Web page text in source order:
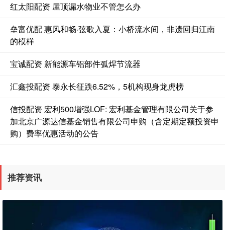
红太阳配资 屋顶漏水物业不管怎么办
垒富优配 惠风和畅·弦歌入夏：小桥流水间，非遗回归江南
的模样
宝诚配资 新能源车铝部件弧焊节流器
汇鑫投配资 泰永长征跌6.52%，5机构现身龙虎榜
信投配资 宏利500增强LOF: 宏利基金管理有限公司关于参
加北京广源达信基金销售有限公司申购（含定期定额投资申
购）费率优惠活动的公告
推荐资讯